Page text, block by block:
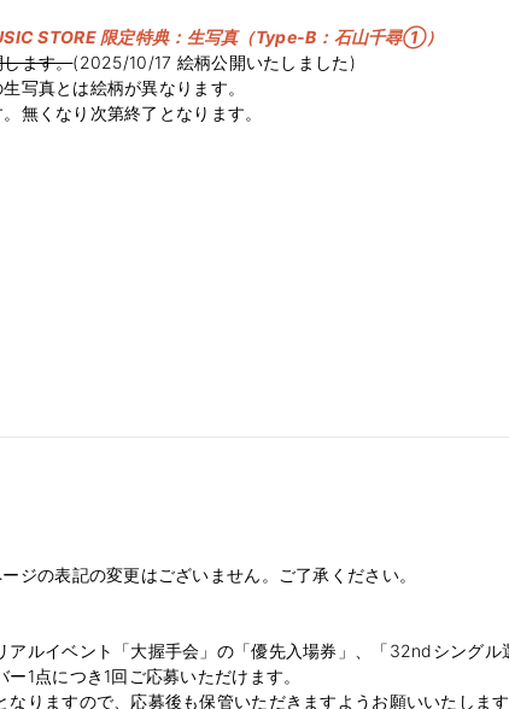
STORE 限定特典：生写真（Type-B：石山千尋①）
ます。(2025/10/17 絵柄公開いたしました)
写真とは絵柄が異なります。
無くなり次第終了となります。
ジの表記の変更はございません。ご了承ください。
ルイベント「大握手会」の「優先入場券」、「32ndシング
1点につき1回ご応募いただけます。
りますので、応募後も保管いただきますようお願いいたしま